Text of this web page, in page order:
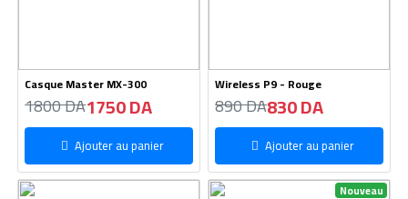
Casque Master MX-300
1800 DA1750 DA
Ajouter au panier
Wireless P9 - Rouge
890 DA830 DA
Ajouter au panier
Nouveau